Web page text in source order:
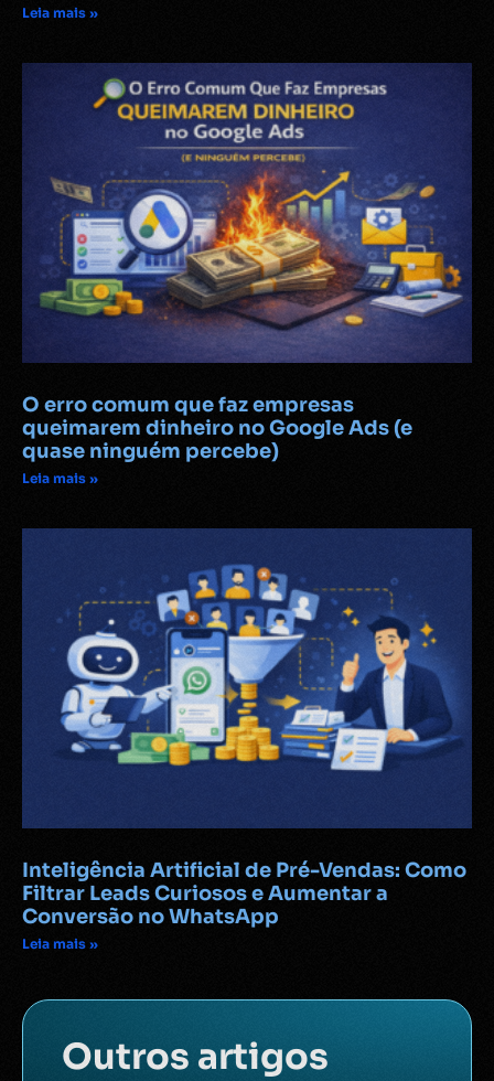
Leia mais »
O erro comum que faz empresas
queimarem dinheiro no Google Ads (e
quase ninguém percebe)
Leia mais »
Inteligência Artificial de Pré-Vendas: Como
Filtrar Leads Curiosos e Aumentar a
Conversão no WhatsApp
Leia mais »
Outros artigos